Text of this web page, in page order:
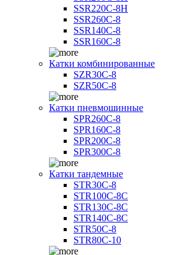
SSR220C-8H
SSR260C-8
SSR140C-8
SSR160C-8
Катки комбинированные
SZR30C-8
SZR50C-8
Катки пневмошинные
SPR260C-8
SPR160C-8
SPR200C-8
SPR300C-8
Катки тандемные
STR30C-8
STR100C-8С
STR130C-8С
STR140C-8С
STR50C-8
STR80C-10